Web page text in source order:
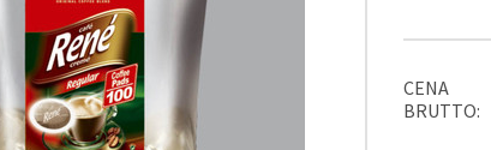
CENA
BRUTTO: